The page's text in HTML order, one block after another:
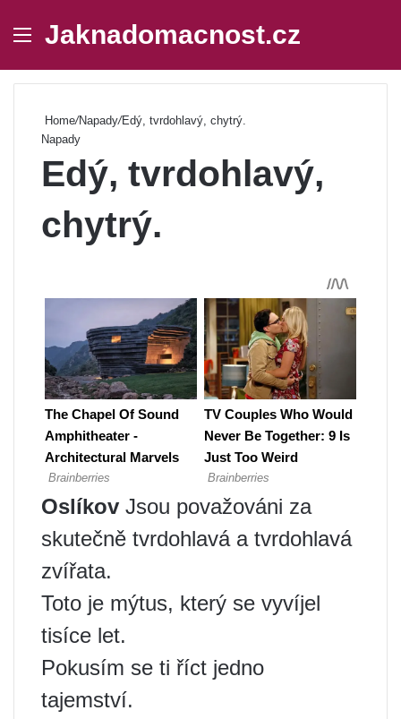
Menu
Jaknadomacnost.cz
Home/Napady/Edý, tvrdohlavý, chytrý.
Napady
Edý, tvrdohlavý,
chytrý.
Oslíkov Jsou považováni za
skutečně tvrdohlavá a tvrdohlavá
zvířata.
Toto je mýtus, který se vyvíjel
tisíce let.
Pokusím se ti říct jedno
tajemství.